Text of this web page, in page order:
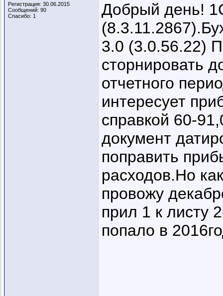
Регистрация: 30.06.2015
Сообщений: 90
Спасибо: 1
Добрый день!
3.0 (3.0.56.22)
сторнировать
отчетного
интересует
справкой 60-
документ
поправить
расходов.Но
провожу
прил 1 к листу
попало в